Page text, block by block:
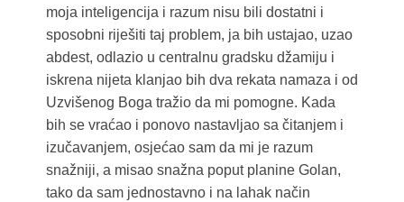
moja inteligencija i razum nisu bili dostatni i
sposobni riješiti taj problem, ja bih ustajao, uzao
abdest, odlazio u centralnu gradsku džamiju i
iskrena nijeta klanjao bih dva rekata namaza i od
Uzvišenog Boga tražio da mi pomogne. Kada
bih se vraćao i ponovo nastavljao sa čitanjem i
izučavanjem, osjećao sam da mi je razum
snažniji, a misao snažna poput planine Golan,
tako da sam jednostavno i na lahak način